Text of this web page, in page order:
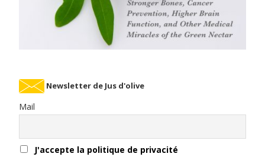
Newsletter de Jus d'olive
Mail
J'accepte la politique de privacité